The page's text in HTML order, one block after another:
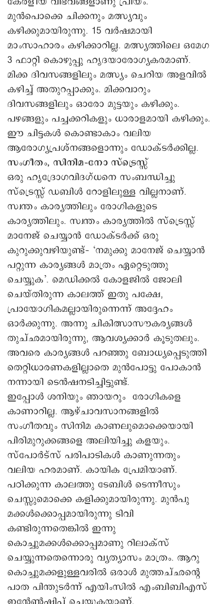
മുൻപൊക്കെ ചിക്കനും മത്സ്യവും
കഴിക്കുമായിരുന്നു. 15 വർഷമായി
മാംസാഹാരം കഴിക്കാറില്ല. മത്സ്യത്തിലെ ഒമേഗ
3 ഫാറ്റി കൊഴുപ്പു ഹൃദയാരോഗ്യകരമാണ്.
മിക്ക ദിവസങ്ങളിലും മത്സ്യം ചെറിയ അളവിൽ
കഴിച്ച് അതുറപ്പാക്കും. മിക്കവാറും
ദിവസങ്ങളിലും ഒാരോ മുട്ടയും കഴിക്കും.
പഴങ്ങളും പച്ചക്കറികളും ധാരാളമായി കഴിക്കും.
ഈ ചിട്ടകൾ കൊണ്ടാകാം വലിയ
ആരോഗ്യപ്രശ്നങ്ങളൊന്നും ഡോക്ടർക്കില്ല.
സംഗീതം, സിനിമ–നോ സ്ട്രെസ്സ്
ഒരു ഹൃദ്രോഗവിദഗ്ധനെ സംബന്ധിച്ചു
സ്ട്രെസ്സ് ഡബിൾ റോളിലുള്ള വില്ലനാണ്.
സ്വന്തം കാര്യത്തിലും രോഗികളുടെ
കാര്യത്തിലും. സ്വന്തം കാര്യത്തിൽ സ്ട്രെസ്സ്
മാനേജ് ചെയ്യാൻ ഡോക്ടർക്ക് ഒരു
കുറുക്കുവഴിയുണ്ട്– ‘നമുക്കു മാനേജ് ചെയ്യാൻ
പറ്റുന്ന കാര്യങ്ങൾ മാത്രം ഏറ്റെടുത്തു
ചെയ്യുക’. മെഡിക്കൽ കോളജിൽ ജോലി
ചെയ്തിരുന്ന കാലത്ത് ഇതു പക്ഷേ,
പ്രായോഗികമല്ലായിരുന്നെന്ന് അദ്ദേഹം
ഒാർക്കുന്നു. അന്നു ചികിത്സാസൗകര്യങ്ങൾ
തുച്ഛമായിരുന്നു, ആവശ്യക്കാർ കൂടുതലും.
അവരെ കാര്യങ്ങൾ പറഞ്ഞു ബോധ്യപ്പെടുത്തി
തെറ്റിധാരണകളില്ലാതെ മുൻപോട്ടു പോകാൻ
നന്നായി ടെൻഷനടിച്ചിട്ടുണ്ട്.
ഇപ്പോൾ ശനിയും ഞായറും രോഗികളെ
കാണാറില്ല. ആഴ്ചാവസാനങ്ങളിൽ
സംഗീതവും സിനിമ കാണലുമൊക്കെയായി
പിരിമുറുക്കങ്ങളെ അലിയിച്ചു കളയും.
സ്പോർട്സ് പരിപാടികൾ കാണുന്നതും
വലിയ ഹരമാണ്. കായിക പ്രേമിയാണ്.
പഠിക്കുന്ന കാലത്തു ടേബിൾ ടെന്നീസും
ചെസ്സുമൊക്കെ കളിക്കുമായിരുന്നു. മുൻപു
മക്കൾക്കൊപ്പമായിരുന്നു ടിവി
കണ്ടിരുന്നതെങ്കിൽ ഇന്നു
കൊച്ചുമക്കൾക്കൊപ്പമാണു റിലാക്സ്
ചെയ്യുന്നതെന്നൊരു വ്യത്യാസം മാത്രം. ആറു
കൊച്ചുമക്കളുള്ളവരിൽ ഒരാൾ മുത്തച്ഛന്റെ
പാത പിന്തുടർന്ന് എയിംസിൽ എംബിബിഎസ്